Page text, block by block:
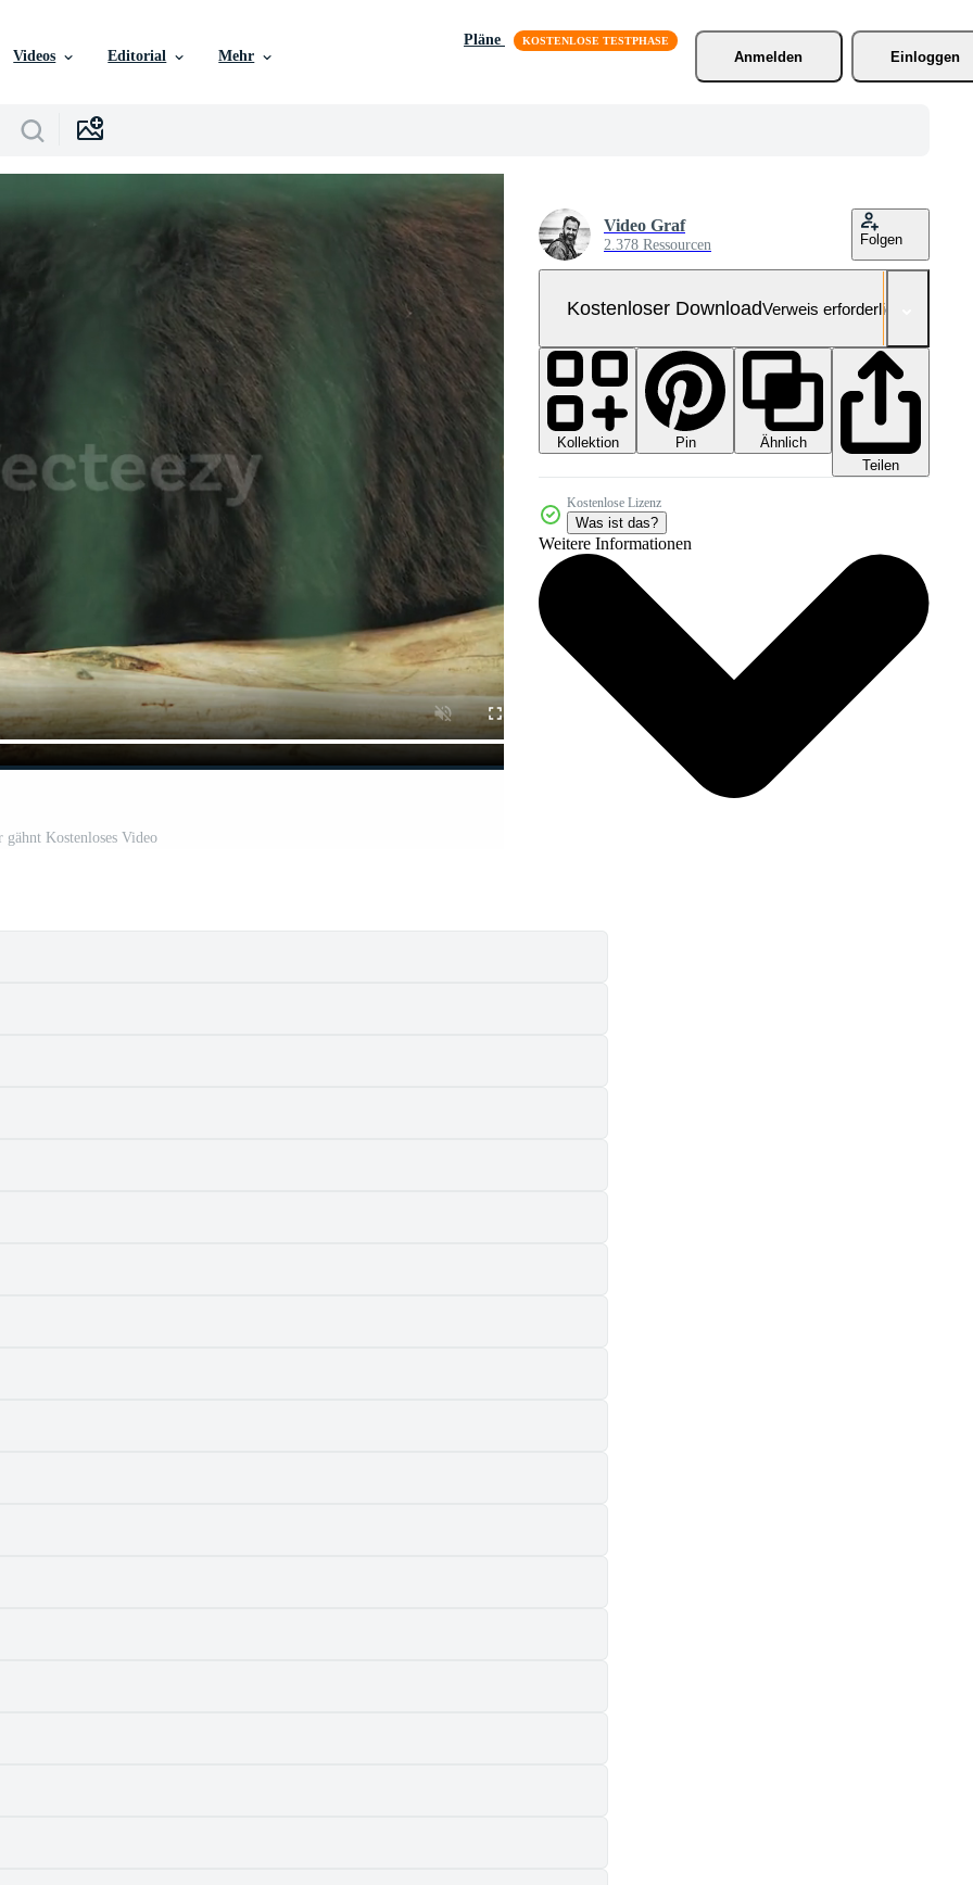
Videos Editorial Mehr
Pläne
Anmelden
Einloggen
gähnt Kostenloses Video
Video Graf
2.378 Ressourcen Folgen
Kostenloser DownloadVerweis erforderlich
Kollektion Pin
Ähnlich
Teilen
Kostenlose Lizenz
Was ist das?
Weitere Informationen